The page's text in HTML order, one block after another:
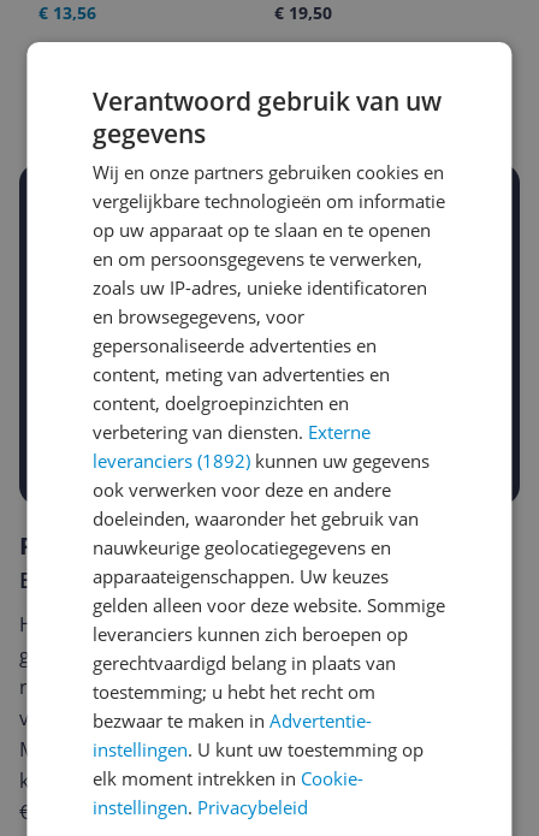
€ 13,56
€ 19,50
€ 15,95
09-08-2026
Stel een alert in en mis geen prijsdaling
Krijg een seintje zodra de prijs zakt
Jouw e-mailadres
Gewenste daling of bedrag
-10% -15%
Gewenste prijs
Prijsalert aanzetten
Reviews
Er zijn nog geen reviews geschreven
Heb jij dit product in bezit en wil je graag je mening
geven? Start dan hieronder met het schrijven van je
review. Afhankelijk van de details duurt het schrijven
van een review gemiddeld tussen de 3 en 10 minuten.
Met jouw mening help je andere bezoekers een betere
keuze te maken én maak je iedere maand kans op
€250,-!
Klik hier voor de actievoorwaarden.
Verantwoord gebruik van uw
gegevens
Wij en onze partners gebruiken cookies en
vergelijkbare technologieën om informatie
op uw apparaat op te slaan en te openen
en om persoonsgegevens te verwerken,
zoals uw IP-adres, unieke identificatoren
en browsegegevens, voor
gepersonaliseerde advertenties en
content, meting van advertenties en
content, doelgroepinzichten en
verbetering van diensten. Externe
leveranciers (1892) kunnen uw gegevens
ook verwerken voor deze en andere
doeleinden, waaronder het gebruik van
nauwkeurige geolocatiegegevens en
apparaateigenschappen. Uw keuzes
gelden alleen voor deze website. Sommige
leveranciers kunnen zich beroepen op
gerechtvaardigd belang in plaats van
toestemming; u hebt het recht om
bezwaar te maken inAdvertentie-
instellingen. U kunt uw toestemming op
elk moment intrekken in Cookie-
instellingen. Privacybeleid